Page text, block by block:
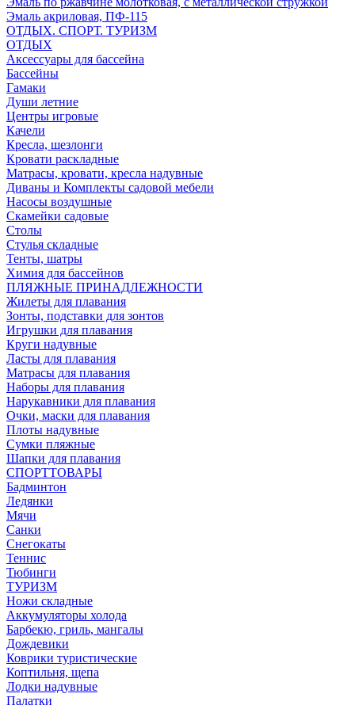
Эмаль акриловая, ПФ-115
ОТДЫХ. СПОРТ. ТУРИЗМ
ОТДЫХ
Аксессуары для бассейна
Бассейны
Гамаки
Души летние
Центры игровые
Качели
Кресла, шезлонги
Кровати раскладные
Матрасы, кровати, кресла надувные
Диваны и Комплекты садовой мебели
Насосы воздушные
Скамейки садовые
Столы
Стулья складные
Тенты, шатры
Химия для бассейнов
ПЛЯЖНЫЕ ПРИНАДЛЕЖНОСТИ
Жилеты для плавания
Зонты, подставки для зонтов
Игрушки для плавания
Круги надувные
Ласты для плавания
Матрасы для плавания
Наборы для плавания
Нарукавники для плавания
Очки, маски для плавания
Плоты надувные
Сумки пляжные
Шапки для плавания
СПОРТТОВАРЫ
Бадминтон
Ледянки
Мячи
Санки
Снегокаты
Теннис
Тюбинги
ТУРИЗМ
Ножи складные
Аккумуляторы холода
Барбекю, гриль, мангалы
Дождевики
Коврики туристические
Коптильня, щепа
Лодки надувные
Палатки